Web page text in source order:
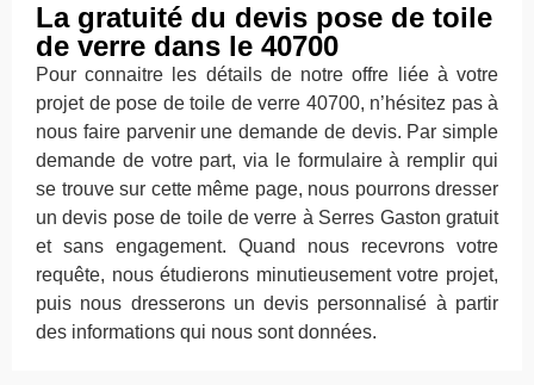
La gratuité du devis pose de toile
de verre dans le 40700
Pour connaitre les détails de notre offre liée à votre
projet de pose de toile de verre 40700, n’hésitez pas à
nous faire parvenir une demande de devis. Par simple
demande de votre part, via le formulaire à remplir qui
se trouve sur cette même page, nous pourrons dresser
un devis pose de toile de verre à Serres Gaston gratuit
et sans engagement. Quand nous recevrons votre
requête, nous étudierons minutieusement votre projet,
puis nous dresserons un devis personnalisé à partir
des informations qui nous sont données.